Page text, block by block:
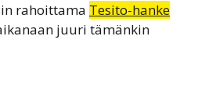
rahoittama Tesito-hanke
juuri tämänkin